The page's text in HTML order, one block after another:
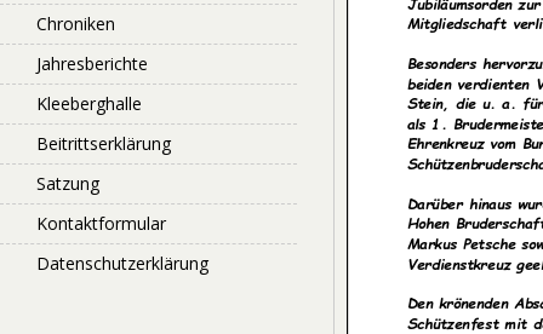
Chroniken
Jahresberichte
Kleeberghalle
Beitrittserklärung
Satzung
Kontaktformular
Datenschutzerklärung